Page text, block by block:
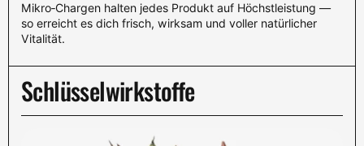
Mikro‑Chargen halten jedes Produkt auf Höchstleistung —
so erreicht es dich frisch, wirksam und voller natürlicher
Vitalität.
Schlüsselwirkstoffe